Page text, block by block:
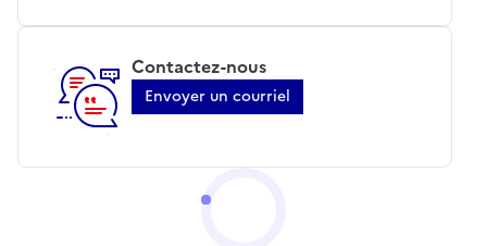
Contactez-nous
Envoyer un courriel